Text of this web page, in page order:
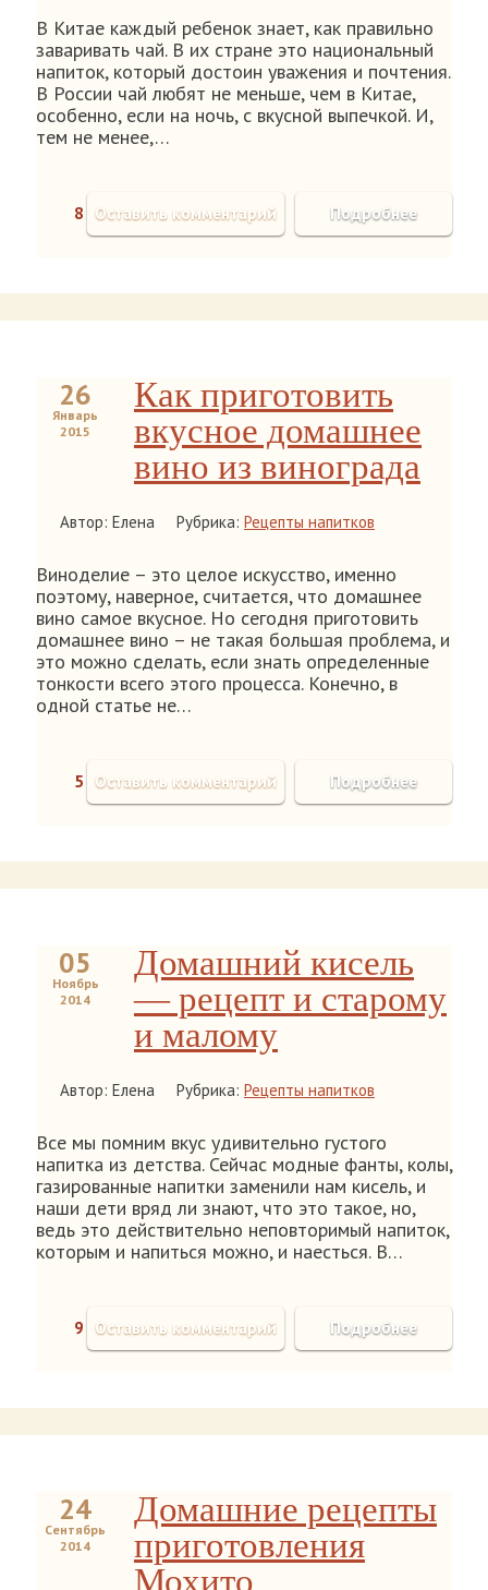
В Китае каждый ребенок знает, как правильно
заваривать чай. В их стране это национальный
напиток, который достоин уважения и почтения.
В России чай любят не меньше, чем в Китае,
особенно, если на ночь, с вкусной выпечкой. И,
тем не менее,…
8 Подробнее
Оставить комментарий
26
Январь
2015
Как приготовить
вкусное домашнее
вино из винограда
Автор: Елена Рубрика: Рецепты напитков
Виноделие – это целое искусство, именно
поэтому, наверное, считается, что домашнее
вино самое вкусное. Но сегодня приготовить
домашнее вино – не такая большая проблема, и
это можно сделать, если знать определенные
тонкости всего этого процесса. Конечно, в
одной статье не…
5 Подробнее
Оставить комментарий
05
Ноябрь
2014
Домашний кисель
— рецепт и старому
и малому
Автор: Елена Рубрика: Рецепты напитков
Все мы помним вкус удивительно густого
напитка из детства. Сейчас модные фанты, колы,
газированные напитки заменили нам кисель, и
наши дети вряд ли знают, что это такое, но,
ведь это действительно неповторимый напиток,
которым и напиться можно, и наесться. В…
9 Подробнее
Оставить комментарий
24
Сентябрь
2014
Домашние рецепты
приготовления
Мохито